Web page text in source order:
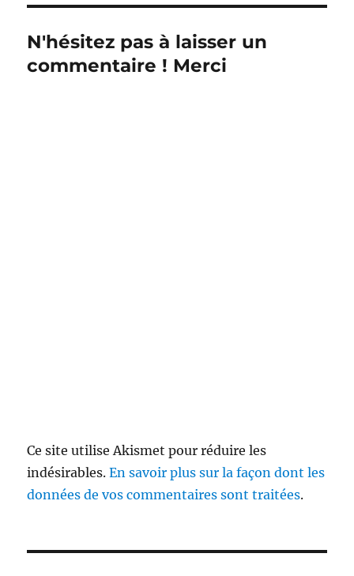
N'hésitez pas à laisser un
commentaire ! Merci
Ce site utilise Akismet pour réduire les
indésirables.En savoir plus sur la façon dont les
données de vos commentaires sont traitées.